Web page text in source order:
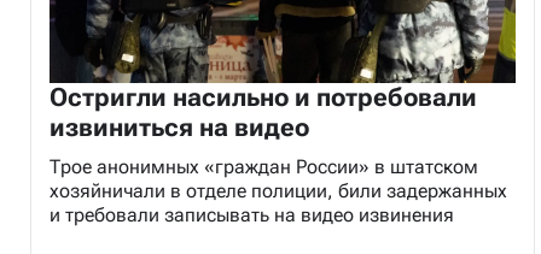
Остригли насильно и потребовали
извиниться на видео
Трое анонимных «граждан России» в штатском
хозяйничали в отделе полиции, били задержанных
и требовали записывать на видео извинения